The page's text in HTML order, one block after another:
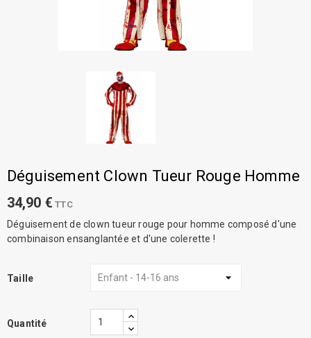
Déguisement Clown Tueur Rouge Homme
34,90 € TTC
Déguisement de clown tueur rouge pour homme composé d'une
combinaison ensanglantée et d'une colerette !
Taille
Quantité